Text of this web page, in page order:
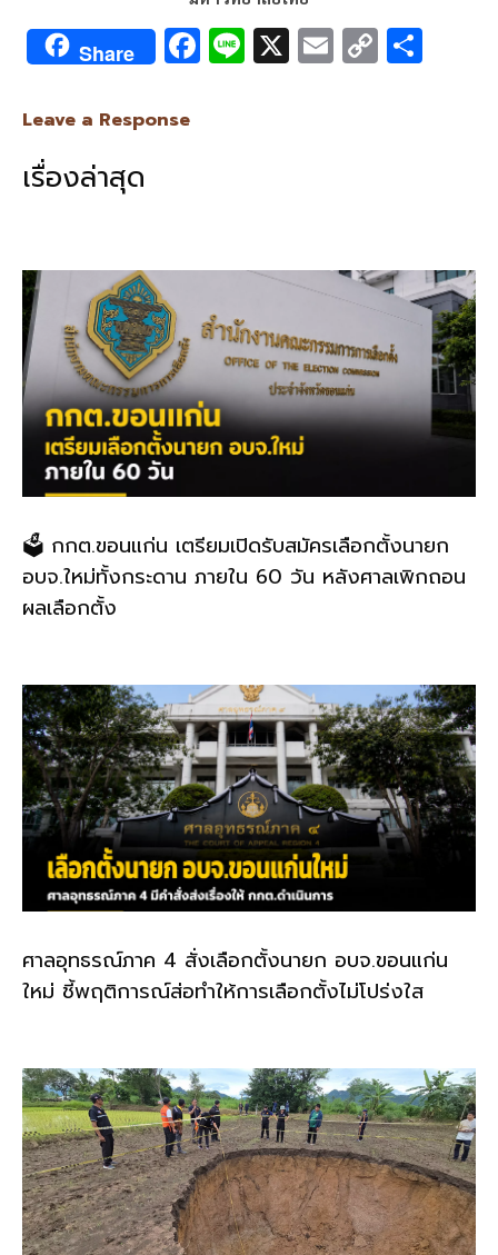
Share F
k
Li X E C
Leave a Response
เรื่องล่าสุด
🗳️ กกต.ขอนแก่น เตรียมเปิดรับสมัครเลือกตั้งนายก
อบจ.ใหม่ทั้งกระดาน ภายใน 60 วัน หลังศาลเพิกถอน
ผลเลือกตั้ง
ศาลอุทธรณ์ภาค 4 สั่งเลือกตั้งนายก อบจ.ขอนแก่น
ใหม่ ชี้พฤติการณ์ส่อทำให้การเลือกตั้งไม่โปร่งใส